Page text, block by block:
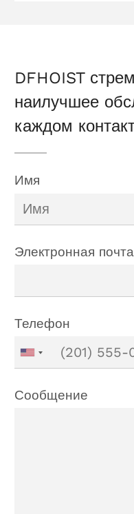
DFHOIST
наилучшее
каждом
Имя
Электронная почта
Телефон
Сообщение